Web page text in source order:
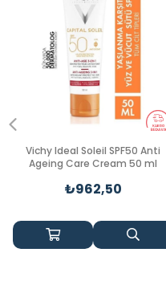
Vichy Ideal Soleil SPF50 Anti
Ageing Care Cream 50 ml
₺962,50